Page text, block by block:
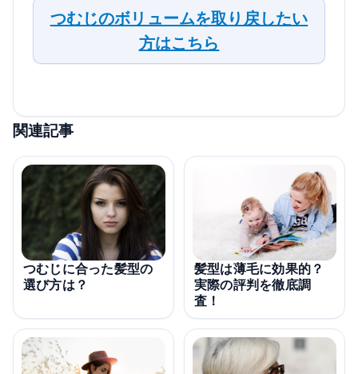
つむじのボリュームを取り戻したい
方はこちら
関連記事
つむじに合った髪型の
選び方は？
髪型は薄毛に効果的？
実際の評判を徹底調
査！